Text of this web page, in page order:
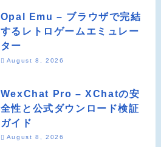
Opal Emu – ブラウザで完結
するレトロゲームエミュレー
ター
August 8, 2026
WexChat Pro – XChatの安
全性と公式ダウンロード検証
ガイド
August 8, 2026